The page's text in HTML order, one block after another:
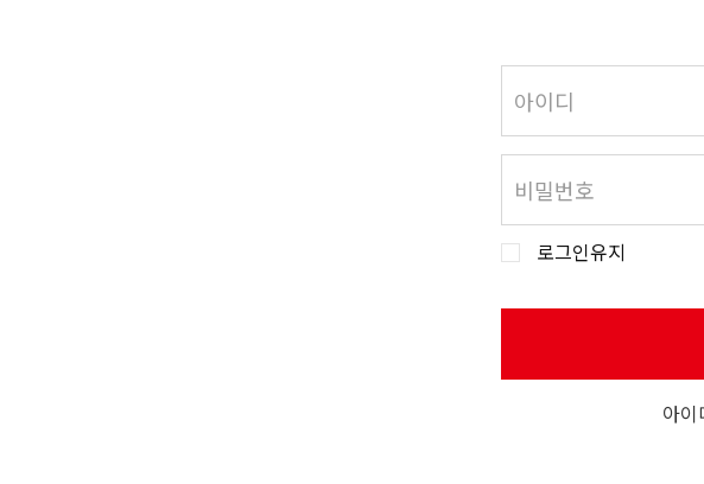
로그인유지
아이